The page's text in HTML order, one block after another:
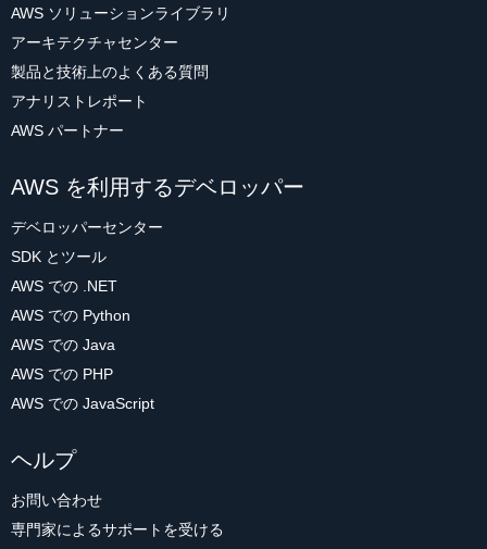
AWS ソリューションライブラリ
アーキテクチャセンター
製品と技術上のよくある質問
アナリストレポート
AWS パートナー
AWS を利用するデベロッパー
デベロッパーセンター
SDK とツール
AWS での .NET
AWS での Python
AWS での Java
AWS での PHP
AWS での JavaScript
ヘルプ
お問い合わせ
専門家によるサポートを受ける